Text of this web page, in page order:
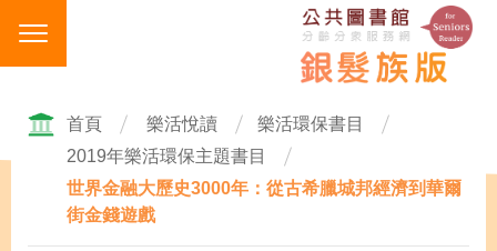
主
首頁 樂活悅讀
樂活環保書目
2019年樂活環保主題書目
世界金融大歷史3000年：從古希臘城邦經濟到華爾
街金錢遊戲